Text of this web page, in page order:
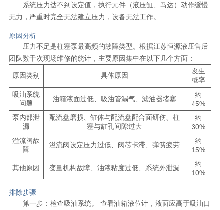
系统压力达不到设定值，执行元件（液压缸、马达）动作缓慢
无力，严重时完全无法建立压力，设备无法工作。
原因分析
压力不足是柱塞泵最高频的故障类型。根据江苏恒源液压售后
团队数千次现场维修的统计，主要原因集中在以下几个方面：
原因类别 具体原因
发生
概率
吸油系统
问题
油箱液面过低、吸油管漏气、滤油器堵塞
约
45%
泵内部泄
漏
配流盘磨损、缸体与配流盘配合面研伤、柱
塞与缸孔间隙过大
约
30%
溢流阀故
障
溢流阀设定压力过低、阀芯卡滞、弹簧疲劳
约
15%
其他原因 变量机构故障、油液粘度过低、系统外泄漏
约
10%
排除步骤
第一步：检查吸油系统。 查看油箱液位计，液面应高于吸油口